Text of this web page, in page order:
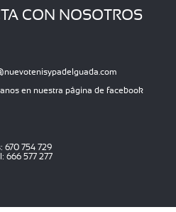
CON NOSOTROS
en nuestra página de facebook
670 754 729
666 577 277